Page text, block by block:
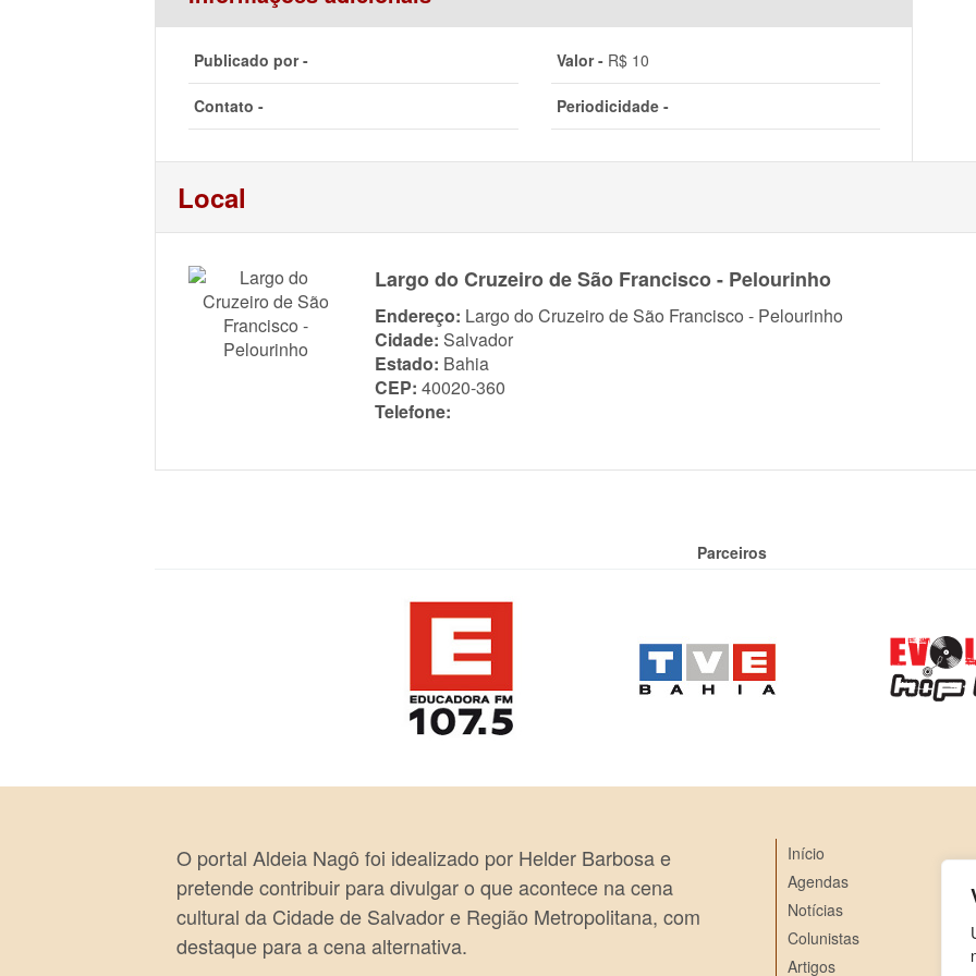
Publicado por - Valor -R$ 10
Contato - Periodicidade -
Local
Largo do Cruzeiro de São Francisco - Pelourinho
Endereço: Largo do Cruzeiro de São Francisco - Pelourinho
Cidade: Salvador
Estado: Bahia
CEP: 40020-360
Telefone:
Parceiros
O portal Aldeia Nagô foi idealizado por Helder Barbosa e
pretende contribuir para divulgar o que acontece na cena
cultural da Cidade de Salvador e Região Metropolitana, com
destaque para a cena alternativa.
Início
Agendas
Notícias
Colunistas
Artigos